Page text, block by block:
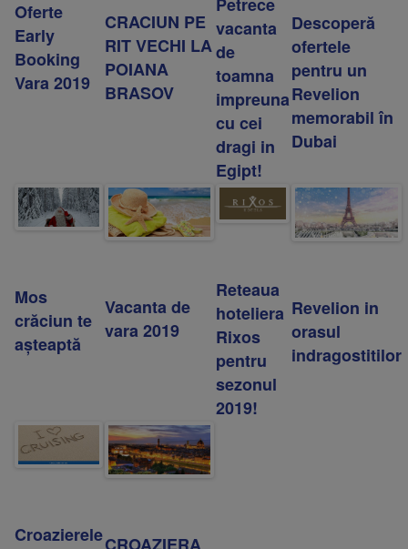
Oferte
Early
Booking
Vara 2019
CRACIUN PE
RIT VECHI LA
POIANA
BRASOV
Petrece
vacanta
de
toamna
impreuna
cu cei
dragi in
Egipt!
Descoperă
ofertele
pentru un
Revelion
memorabil în
Dubai
Mos
crăciun te
așteaptă
Vacanta de
vara 2019
Reteaua
hoteliera
Rixos
pentru
sezonul
2019!
Revelion in
orasul
indragostitilor
Croazierele